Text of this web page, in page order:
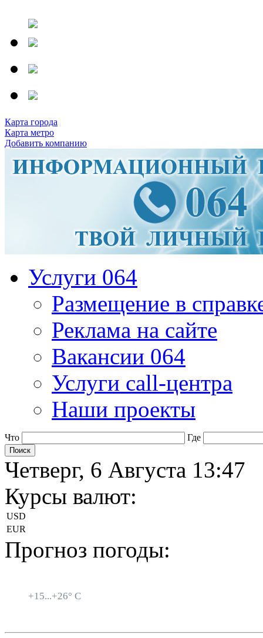
Карта города
Карта метро
Добавить компанию
Услуги 064
Размещение в
Реклама на сайте
Вакансии 064
Услуги call-центра
Наши проекты
Что Где
Четверг, 6 Августа 13:47
Курсы валют:
USD
EUR
Прогноз погоды:
+15...+26° C